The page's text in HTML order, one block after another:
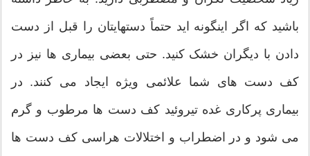
باشید که اگر اینگونه اید حتماً دستهایتان را قبل از دست
دادن با دیگران خشک کنید. حتی بعضی بیماری ها نیز در
کف دست های شما علائمی ویژه ایجاد می کنند. در
بیماری پرکاری غده تیروئید کف دست ها مرطوب و گرم
می شود و در اضطراب و اختلالات هراسی کف دست ها